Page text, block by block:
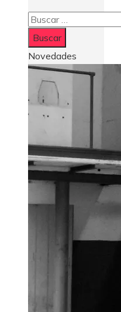
Buscar:
Novedades